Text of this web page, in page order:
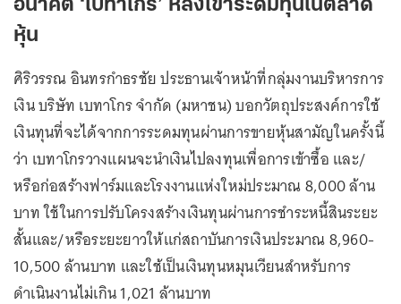
หุ้น
ศิริวรรณ อินทรกำธรชัย ประธานเจ้าหน้าที่กลุ่มงานบริหารการ
เงิน บริษัท เบทาโกร จำกัด (มหาชน) บอกวัตถุประสงค์การใช้
เงินทุนที่จะได้จากการระดมทุนผ่านการขายหุ้นสามัญในครั้งนี้
ว่า เบทาโกรวางแผนจะนำเงินไปลงทุนเพื่อการเข้าซื้อ และ/
หรือก่อสร้างฟาร์มและโรงงานแห่งใหม่ประมาณ 8,000 ล้าน
บาท ใช้ในการปรับโครงสร้างเงินทุนผ่านการชำระหนี้สินระยะ
สั้นและ/หรือระยะยาวให้แก่สถาบันการเงินประมาณ 8,960-
10,500 ล้านบาท และใช้เป็นเงินทุนหมุนเวียนสำหรับการ
ดำเนินงานไม่เกิน 1,021 ล้านบาท